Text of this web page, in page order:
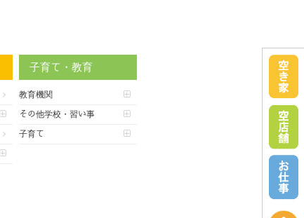
子育て・教育
教育機関
その他学校・習い事
子育て